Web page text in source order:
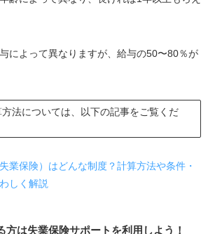
によって異なりますが、給与の50〜80％が
法については、以下の記事をご覧くだ
業保険）はどんな制度？計算方法や条件・
しく解説
方は失業保険サポートを利用しよう！